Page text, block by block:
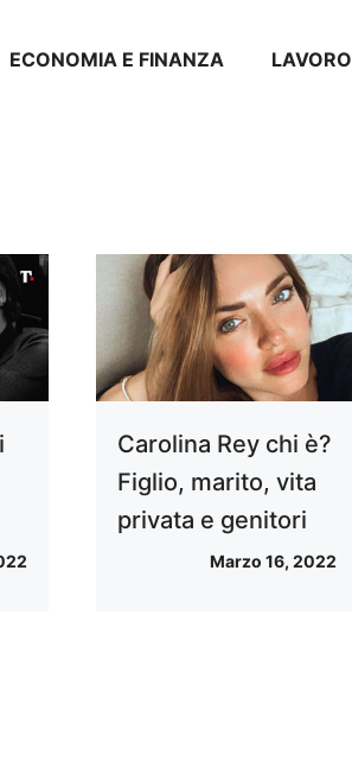
ECONOMIA E FINANZA LAVORO
Carolina Rey chi è?
Figlio, marito, vita
privata e genitori
Marzo 16, 2022